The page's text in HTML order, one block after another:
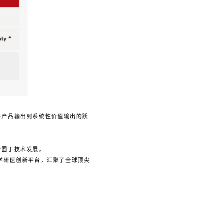
品输出到系统性价值输出的跃
于技术发展。
研医创新平台，汇聚了全球顶尖